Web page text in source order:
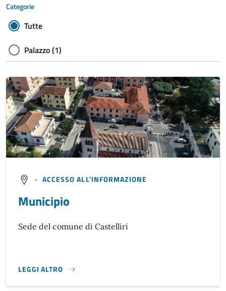
Categorie
Tutte
Palazzo (1)
- ACCESSO ALL'INFORMAZIONE
Municipio
Sede del comune di Castelliri
LEGGI ALTRO
}